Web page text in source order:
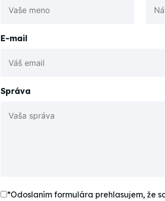
E-mail
Správa
*Odoslaním formulára prehlasujem, že